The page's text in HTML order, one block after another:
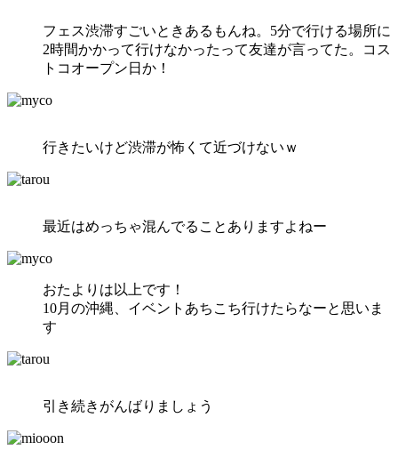
フェス渋滞すごいときあるもんね。5分で行ける場所に
2時間かかって行けなかったって友達が言ってた。コス
トコオープン日か！
行きたいけど渋滞が怖くて近づけないｗ
最近はめっちゃ混んでることありますよねー
おたよりは以上です！
10月の沖縄、イベントあちこち行けたらなーと思いま
す
引き続きがんばりましょう